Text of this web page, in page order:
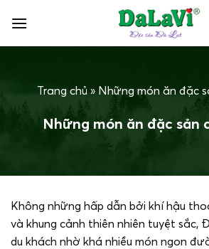
qua
nội
Trang chủ» Những món ăn đặc
Những món ăn đặc sản
Không những hấp dẫn bởi khí hậu
và khung cảnh thiên nhiên tuyệt sắc,
du khách nhờ khá nhiều món ngon